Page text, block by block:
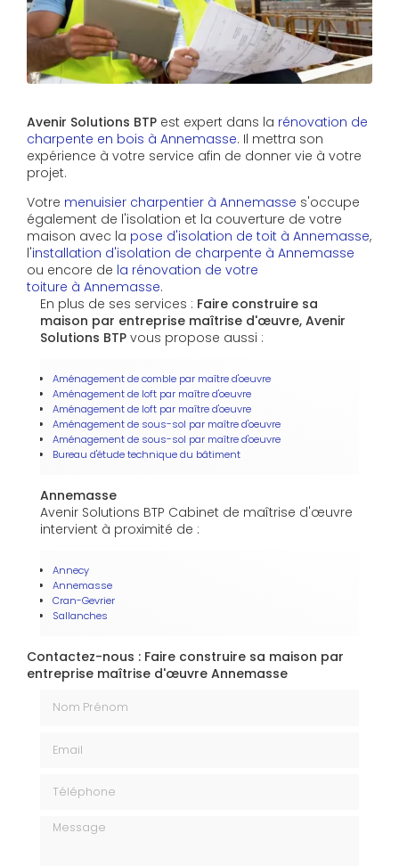
Avenir Solutions BTP est expert dans la rénovation de
charpente en bois à Annemasse. Il mettra son
expérience à votre service afin de donner vie à votre
projet.
Votre menuisier charpentier à Annemasse s'occupe
également de l'isolation et la couverture de votre
maison avec la pose d'isolation de toit à Annemasse,
l'installation d'isolation de charpente à Annemasse
ou encore de la rénovation de votre
toiture à Annemasse.
En plus de ses services : Faire construire sa
maison par entreprise maîtrise d'œuvre, Avenir
Solutions BTP vous propose aussi :
Aménagement de comble par maître d'oeuvre
Aménagement de loft par maître d'oeuvre
Aménagement de loft par maître d'oeuvre
Aménagement de sous-sol par maître d'oeuvre
Aménagement de sous-sol par maître d'oeuvre
Bureau d'étude technique du bâtiment
Annemasse
Avenir Solutions BTP Cabinet de maîtrise d'œuvre
intervient à proximité de :
Annecy
Annemasse
Cran-Gevrier
Sallanches
Contactez-nous : Faire construire sa maison par
entreprise maîtrise d'œuvre Annemasse
Message